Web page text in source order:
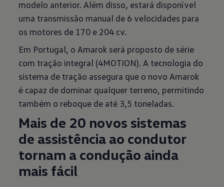
modelo anterior. Além disso, estará disponível
uma transmissão manual de 6 velocidades para
os motores de 170 e 204 cv.
Em Portugal, o Amarok será proposto de série
com tração integral (4MOTION). A tecnologia do
sistema de tração assegura que o novo Amarok
é capaz de dominar qualquer terreno, permitindo
também o reboque de até 3,5 toneladas.
Mais de 20 novos sistemas
de assistência ao condutor
tornam a condução ainda
mais fácil